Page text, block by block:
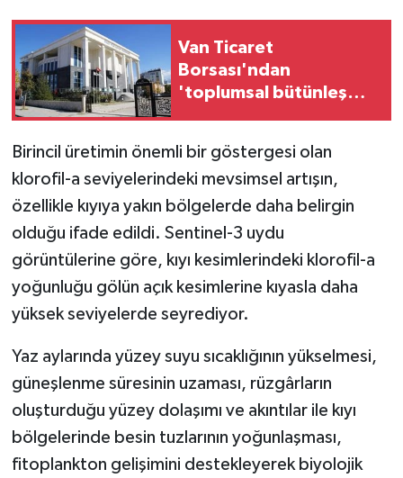
Van Ticaret
Borsası'ndan
'toplumsal bütünleşme'
Birincil üretimin önemli bir göstergesi olan
klorofil-a seviyelerindeki mevsimsel artışın,
özellikle kıyıya yakın bölgelerde daha belirgin
olduğu ifade edildi. Sentinel-3 uydu
görüntülerine göre, kıyı kesimlerindeki klorofil-a
yoğunluğu gölün açık kesimlerine kıyasla daha
yüksek seviyelerde seyrediyor.
Yaz aylarında yüzey suyu sıcaklığının yükselmesi,
güneşlenme süresinin uzaması, rüzgârların
oluşturduğu yüzey dolaşımı ve akıntılar ile kıyı
bölgelerinde besin tuzlarının yoğunlaşması,
fitoplankton gelişimini destekleyerek biyolojik